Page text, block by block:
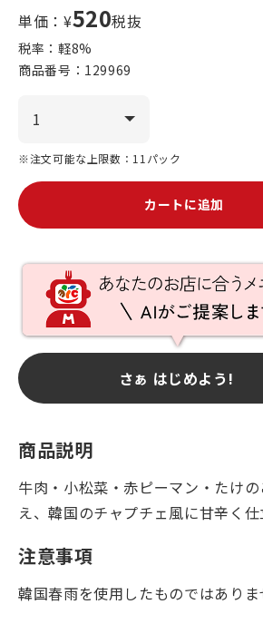
単価：¥520税抜
税率：軽8%
商品番号： 129969
※注文可能な上限数：11パック
カートに追加
さぁ はじめよう!
商品説明
牛肉・小松菜・赤ピーマン・たけ
え、韓国のチャプチェ風に甘辛く仕
注意事項
韓国春雨を使用したものではありま